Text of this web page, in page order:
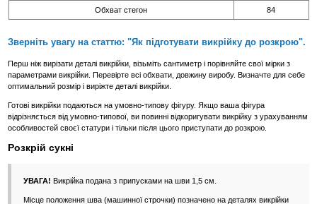
Обхват стегон 84
Зверніть увагу на статтю: "Як підготувати викрійку до розкрою".
Перш ніж вирізати деталі викрійки, візьміть сантиметр і порівняйте свої мірки з
параметрами викрійки. Перевірте всі обхвати, довжину виробу. Визначте для себе
оптимальний розмір і виріжте деталі викрійки.
Готові викрійки подаються на умовно-типову фігуру. Якщо ваша фігура
відрізняється від умовно-типової, ви повинні відкоригувати викрійку з урахуванням
особливостей своєї статури і тільки після цього приступати до розкрою.
Розкрій сукні
УВАГА! Викрійка подана з припусками на шви 1,5 см.
Місце положення шва (машинної строчки) позначено на деталях викрійки